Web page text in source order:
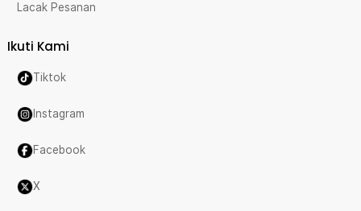
Lacak Pesanan
Ikuti Kami
Tiktok
Instagram
Facebook
X